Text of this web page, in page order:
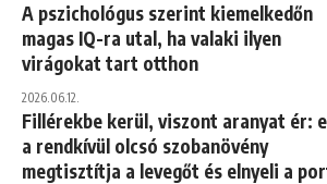
A pszichológus szerint kiemelkedőn
magas IQ-ra utal, ha valaki ilyen
virágokat tart otthon
2026.06.12.
Fillérekbe kerül, viszont aranyat ér:
a rendkívül olcsó szobanövény
megtisztítja a levegőt és elnyeli a